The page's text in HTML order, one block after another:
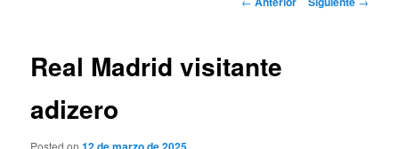
Real Madrid visitante
adizero
Posted on